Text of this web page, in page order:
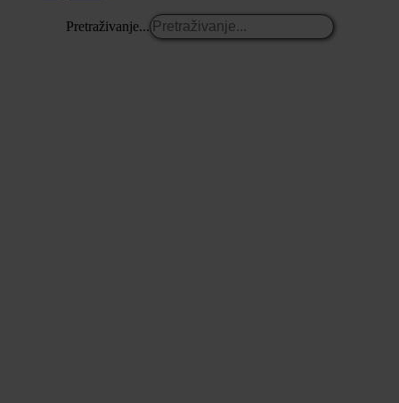
Pretraživanje...